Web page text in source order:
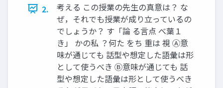
2.
考える この授業の先生の真意は？ な
ぜ，それでも授業が成り立っているの
でしょうか？ す「論 る言点 べ葉１
き」 かの私 ？何た をち 重は 視 Ⓐ意
味が通じても 話型や想定した語彙は形
として使うべき Ⓑ意味が通じても 話
型や想定した語彙は形として使うべき